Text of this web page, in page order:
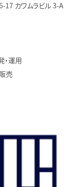
17 カワムラビル 3-A
・運用
売